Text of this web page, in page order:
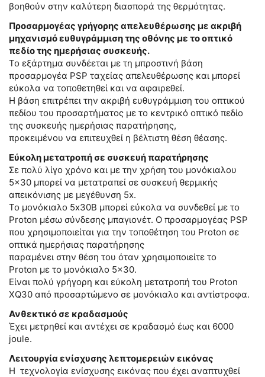
βοηθούν στην καλύτερη διασπορά της θερμότητας.
Προσαρμογέας γρήγορης απελευθέρωσης με ακριβή
μηχανισμό ευθυγράμμιση της οθόνης με το οπτικό
πεδίο της ημερήσιας συσκευής.
Το εξάρτημα συνδέεται με τη μπροστινή βάση
προσαρμογέα PSP ταχείας απελευθέρωσης και μπορεί
εύκολα να τοποθετηθεί και να αφαιρεθεί.
Η βάση επιτρέπει την ακριβή ευθυγράμμιση του οπτικού
πεδίου του προσαρτήματος με το κεντρικό οπτικό πεδίο
της συσκευής ημερήσιας παρατήρησης,
προκειμένου να επιτευχθεί η βέλτιστη θέση θέασης.
Εύκολη μετατροπή σε συσκευή παρατήρησης
Σε πολύ λίγο χρόνο και με την χρήση του μονόκιαλου
5×30 μπορεί να μετατραπεί σε συσκευή θερμικής
απεικόνισης με μεγέθυνση 5x.
Το μονόκιαλο 5x30B μπορεί εύκολα να συνδεθεί με το
Proton μέσω σύνδεσης μπαγιονέτ. Ο προσαρμογέας PSP
που χρησιμοποιείται για την τοποθέτηση του Proton σε
οπτικά ημερήσιας παρατήρησης
παραμένει στην θέση του όταν χρησιμοποιείτε το
Proton με το μονόκιαλο 5×30.
Είναι πολύ γρήγορη και εύκολη μετατροπή του Proton
XQ30 από προσαρτώμενο σε μονόκιαλο και αντίστροφα.
Ανθεκτικό σε κραδασμούς
Έχει μετρηθεί και αντέχει σε κραδασμό έως και 6000
joule.
Λειτουργία ενίσχυσης λεπτομερειών εικόνας
Η τεχνολογία ενίσχυσης εικόνας που έχει αναπτυχθεί